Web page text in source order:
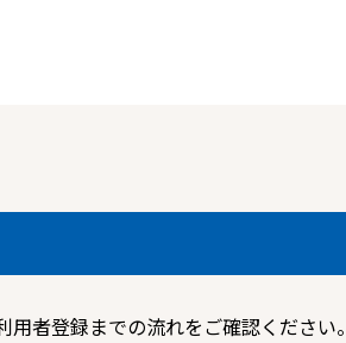
者登録までの流れをご確認ください。